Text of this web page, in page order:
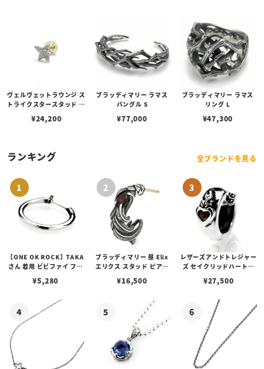
ヴェルヴェットラウンジ ス
トライクスタースタッド ピ
¥24,200
ブラッディマリー ラマス
バングル S
¥77,000
ブラッディマリー ラマス
リング L
¥47,300
ランキング 全ブランドを見る
【ONE OK ROCK】TAKA
さん 着用 ビビファイ フー
¥5,280
ブラッディマリー 昼 Elix
エリクス スタッド ピアス
¥16,500
レザーズアンドトレジャー
ズ セイクリッドハートピ
¥27,500